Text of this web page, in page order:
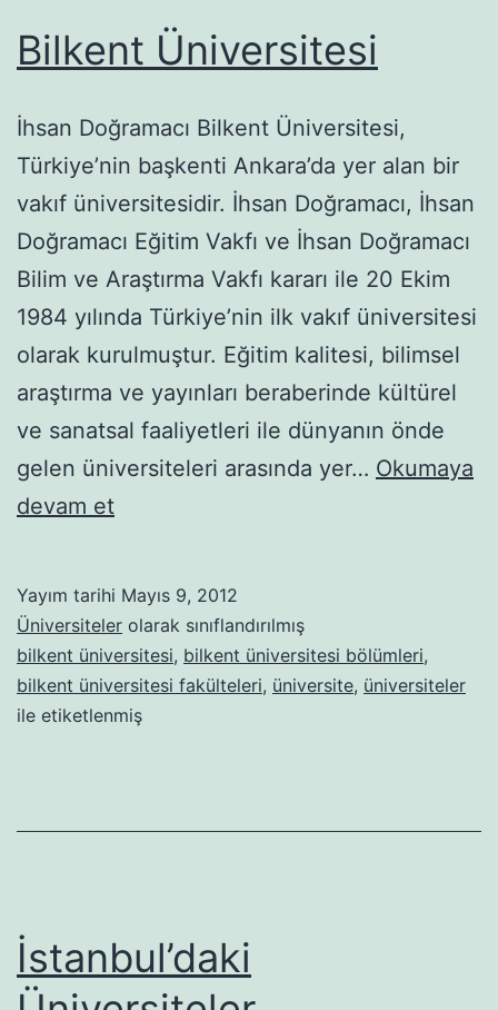
Bilkent Üniversitesi
İhsan Doğramacı Bilkent Üniversitesi,
Türkiye’nin başkenti Ankara’da yer alan bir
vakıf üniversitesidir. İhsan Doğramacı, İhsan
Doğramacı Eğitim Vakfı ve İhsan Doğramacı
Bilim ve Araştırma Vakfı kararı ile 20 Ekim
1984 yılında Türkiye’nin ilk vakıf üniversitesi
olarak kurulmuştur. Eğitim kalitesi, bilimsel
araştırma ve yayınları beraberinde kültürel
ve sanatsal faaliyetleri ile dünyanın önde
gelen üniversiteleri arasında yer… Okumaya
devam etBilkent
Yayım tarihi Mayıs 9, 2012
Üniversiteler olarak sınıflandırılmış
bilkent üniversitesi, bilkent üniversitesi bölümleri,
bilkent üniversitesi fakülteleri, üniversite, üniversiteler
ile etiketlenmiş
İstanbul’daki